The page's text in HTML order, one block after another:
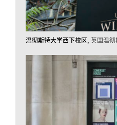
温彻斯特大学西下校区 英国温彻